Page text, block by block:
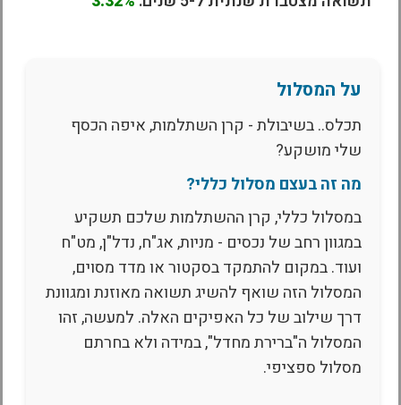
על המסלול
תכלס.. בשיבולת - קרן השתלמות, איפה הכסף
שלי מושקע?
מה זה בעצם מסלול כללי?
במסלול כללי, קרן ההשתלמות שלכם תשקיע
במגוון רחב של נכסים - מניות, אג"ח, נדל"ן, מט"ח
ועוד. במקום להתמקד בסקטור או מדד מסוים,
המסלול הזה שואף להשיג תשואה מאוזנת ומגוונת
דרך שילוב של כל האפיקים האלה. למעשה, זהו
המסלול ה"ברירת מחדל", במידה ולא בחרתם
מסלול ספציפי.